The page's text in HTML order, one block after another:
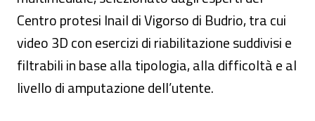
Centro protesi Inail di Vigorso di Budrio, tra cui
video 3D con esercizi di riabilitazione suddivisi e
filtrabili in base alla tipologia, alla difficoltà e al
livello di amputazione dell’utente.